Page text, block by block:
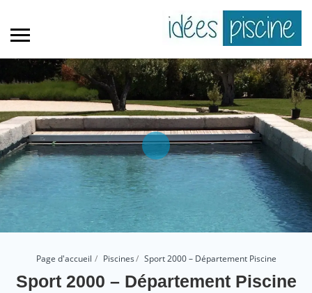
Page d'accueil Piscines Sport 2000 – Département Piscine
Sport 2000 – Département Piscine